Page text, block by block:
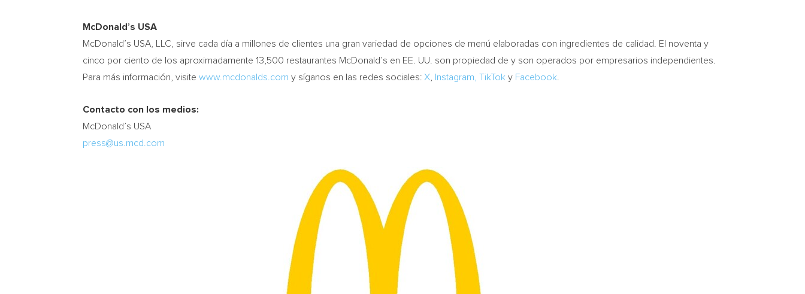
McDonald’s USA
McDonald’s USA , LLC, sirve cada día a millones de clientes una gran variedad de opciones de menú elaboradas con ingredientes de calidad. El noventa y
cinco por ciento de los aproximadamente 13,500 restaurantes McDonald’s en EE. UU. son propiedad de y son operados por empresarios independientes.
Para más información, visite www.mcdonalds.com y síganos en las redes sociales: X Instagram, TikTok y Facebook
Contacto con los medios:
McDonald’s USA
press@us.mcd.com